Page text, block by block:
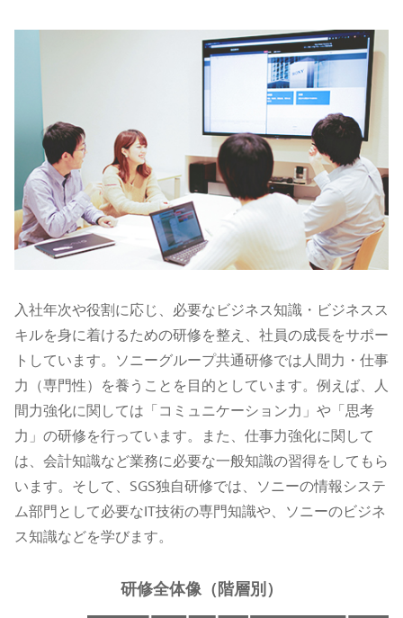
入社年次や役割に応じ、必要なビジネス知識・ビジネスス
キルを身に着けるための研修を整え、社員の成長をサポー
トしています。ソニーグループ共通研修では人間力・仕事
力（専門性）を養うことを目的としています。例えば、人
間力強化に関しては「コミュニケーション力」や「思考
力」の研修を行っています。また、仕事力強化に関して
は、会計知識など業務に必要な一般知識の習得をしてもら
います。そして、SGS独自研修では、ソニーの情報システ
ム部門として必要なIT技術の専門知識や、ソニーのビジネ
ス知識などを学びます。
研修全体像（階層別）